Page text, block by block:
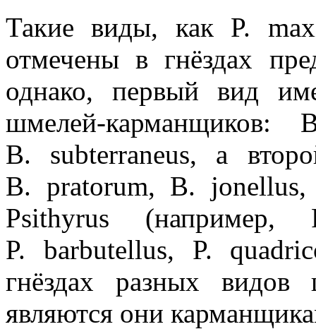
Такие виды, как P.
отмечены в гнёздах
однако, первый вид
шмелей-
B. subterraneus, а
B. pratorum, B. jonellus,
Psithyrus (например,
P. barbutellus, P.
гнёздах разных видов
являются они